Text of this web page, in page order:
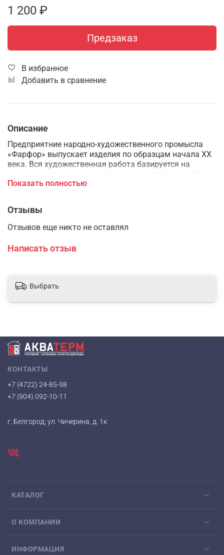
1 200 ₽
Предзаказ
В избранное
Добавить в сравнение
Описание
Предприятние народно-художественного промысла
«Фарфор» выпускает изделия по образцам начала XX
века. Вся художественная работа базируется на
ручном творческом труде мастеров-исполнителей,
которые работают на принципах свободного
Показать полностью
Отзывы
Отзывов еще никто не оставлял
Написать отзыв
Выбрать
КАТАЛОГ
О КОМПАНИИ
ИНФОРМАЦИЯ
КОНТАКТЫ
+7 (4722) 24-85-98
+7 (904) 092-10-11
г. Белгород, ул. Чичерина, д. 1к